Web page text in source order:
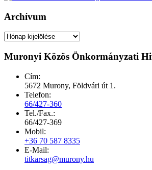
Archívum
Archívum
Muronyi Közös Önkormányzati
Cím:
5672 Murony, Földvári út 1.
Telefon:
66/427-360
Tel./Fax.:
66/427-369
Mobil:
+36 70 587 8335
E-Mail:
titkarsag@murony.hu